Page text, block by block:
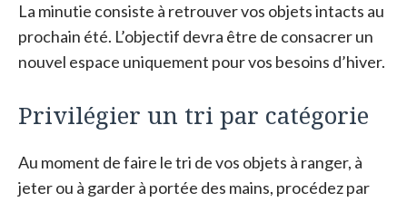
La minutie consiste à retrouver vos objets intacts au
prochain été. L’objectif devra être de consacrer un
nouvel espace uniquement pour vos besoins d’hiver.
Privilégier un tri par catégorie
Au moment de faire le tri de vos objets à ranger, à
jeter ou à garder à portée des mains, procédez par